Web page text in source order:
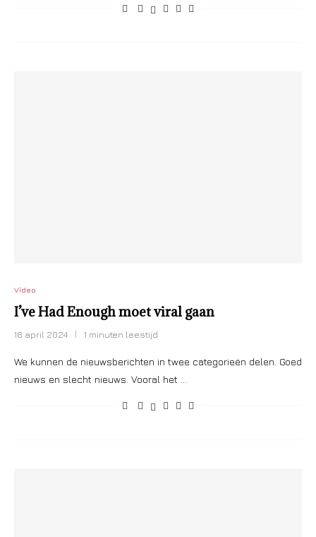
Video
I’ve Had Enough moet viral gaan
16 april 2024 1 minuten leestijd
We kunnen de nieuwsberichten in twee categorieën delen. Goed
nieuws en slecht nieuws. Vooral het …